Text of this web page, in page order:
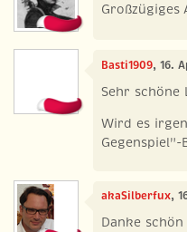
Großzügiges
Basti1909, 16.
Sehr schöne
Wird es
Gegenspiel"-
akaSilberfux,
Danke